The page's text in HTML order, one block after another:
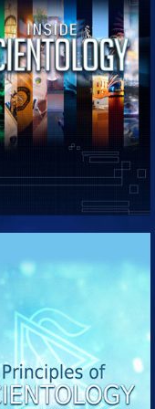
EXPLORE A SÉRIE